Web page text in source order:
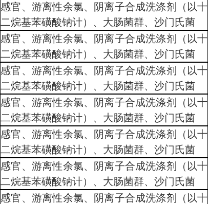
感官、游离性余氯、阴离子合成洗涤剂（以十
二烷基苯磺酸钠计）、大肠菌群、沙门氏菌
感官、游离性余氯、阴离子合成洗涤剂（以十
二烷基苯磺酸钠计）、大肠菌群、沙门氏菌
感官、游离性余氯、阴离子合成洗涤剂（以十
二烷基苯磺酸钠计）、大肠菌群、沙门氏菌
感官、游离性余氯、阴离子合成洗涤剂（以十
二烷基苯磺酸钠计）、大肠菌群、沙门氏菌
感官、游离性余氯、阴离子合成洗涤剂（以十
二烷基苯磺酸钠计）、大肠菌群、沙门氏菌
感官、游离性余氯、阴离子合成洗涤剂（以十
二烷基苯磺酸钠计）、大肠菌群、沙门氏菌
感官、游离性余氯、阴离子合成洗涤剂（以十